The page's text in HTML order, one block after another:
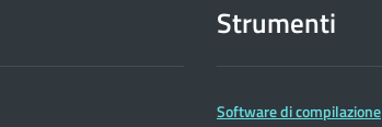
Strumenti
Software di compilazione